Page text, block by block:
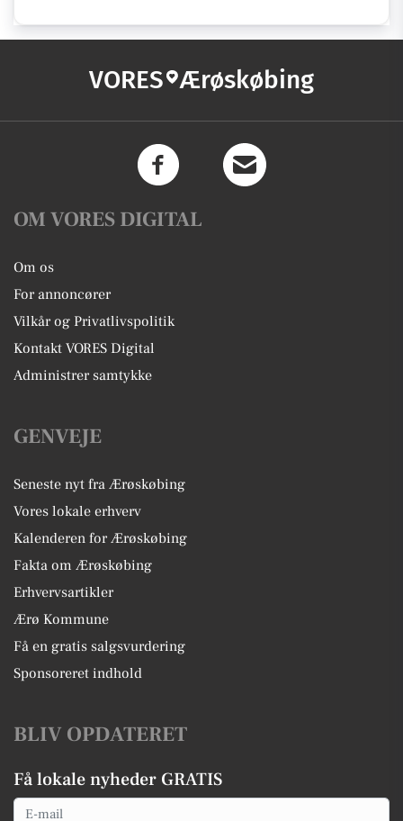
VORES Ærøskøbing
OM VORES DIGITAL
Om os
For annoncører
Vilkår og Privatlivspolitik
Kontakt VORES Digital
Administrer samtykke
GENVEJE
Seneste nyt fra Ærøskøbing
Vores lokale erhverv
Kalenderen for Ærøskøbing
Fakta om Ærøskøbing
Erhvervsartikler
Ærø Kommune
Få en gratis salgsvurdering
Sponsoreret indhold
BLIV OPDATERET
Få lokale nyheder GRATIS
Email